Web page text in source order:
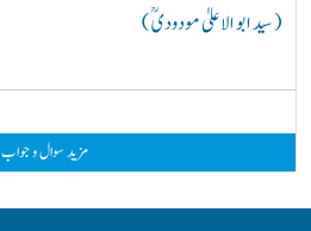
( سید ابو الاعلیٰ مودودیؒ )
مزید سوال و جواب